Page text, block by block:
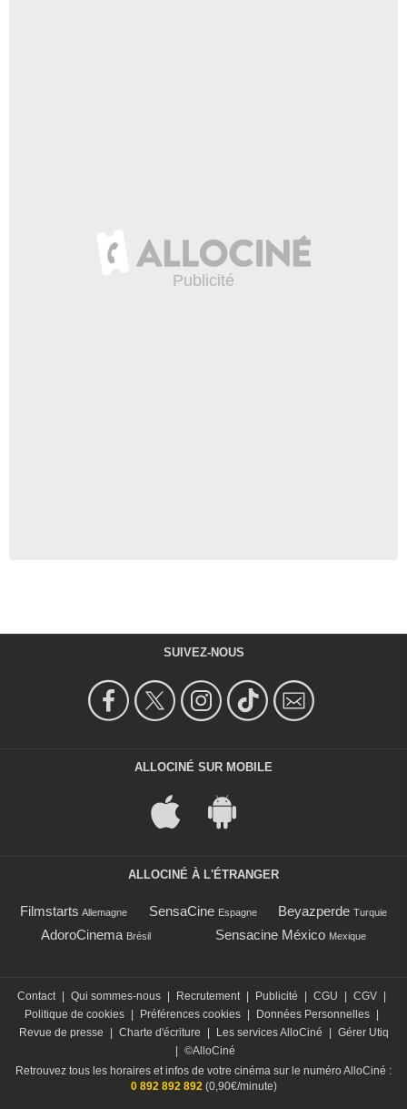
SUIVEZ-NOUS
ALLOCINÉ SUR MOBILE
ALLOCINÉ À L'ÉTRANGER
Filmstarts Allemagne SensaCine Espagne Beyazperde Turquie
AdoroCinema Brésil Sensacine México Mexique
Contact | Qui sommes-nous | Recrutement | Publicité | CGU | CGV |
Politique de cookies | Préférences cookies | Données Personnelles |
Revue de presse
| Charte d'écriture | Les services AlloCiné | Gérer Utiq
| ©AlloCiné
Retrouvez tous les horaires et infos de votre cinéma sur le numéro AlloCiné :
0 892 892 892(0,90€/minute)